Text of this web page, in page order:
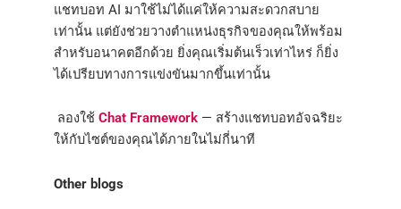
แชทบอท AI มาใช้ไม่ได้แค่ให้ความสะดวกสบาย
เท่านั้น แต่ยังช่วยวางตำแหน่งธุรกิจของคุณให้พร้อม
สำหรับอนาคตอีกด้วย ยิ่งคุณเริ่มต้นเร็วเท่าไหร่ ก็ยิ่ง
ได้เปรียบทางการแข่งขันมากขึ้นเท่านั้น
ลองใช้ Chat Framework — สร้างแชทบอทอัจฉริยะ
ให้กับไซต์ของคุณได้ภายในไม่กี่นาที
Other blogs